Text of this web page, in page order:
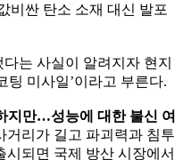
비싼 탄소 소재 대신 발포
는 사실이 알려지자 현지
팅 미사일’이라고 부른다.
지만…성능에 대한 불신 여
거리가 길고 파괴력과 침투
시되면 국제 방산 시장에서